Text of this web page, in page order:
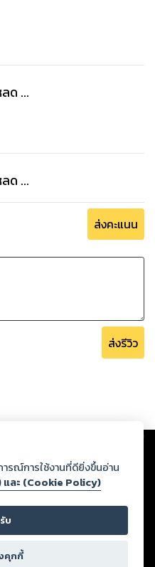
ด ...
ด ...
ส่งคะแนน
ส่งรีวิว
ต์และปรากฏว่าละเมิดสิทธิใน
ฎหมายและศีลธรรม ดังนั้น ผู้อ่าน
ด้วยตนเอง และหากท่านพบว่าส่วน
แจ้งมายังบริษัท เพื่อทีมงานจะได้
งวนลิขสิทธิ์ตามพระราชบัญญัติ
ารณ์การใช้งานที่ดียิ่งขึ้นอ่าน
ละ (Cookie Policy)
บ
คุกกี้